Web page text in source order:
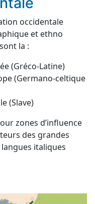
occidentale
et ethno
la :
(Gréco-Latine)
(Germano-celtique
(Slave)
zones d’influence
des grandes
italiques